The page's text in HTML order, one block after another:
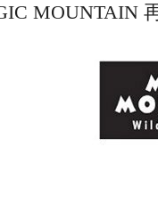
MOUNTAIN